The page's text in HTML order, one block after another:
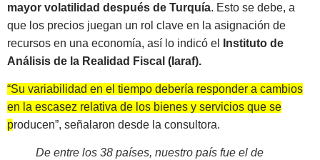
mayor volatilidad después de Turquía. Esto se debe, a
que los precios juegan un rol clave en la asignación de
recursos en una economía, así lo indicó el
Instituto de
Análisis de la Realidad Fiscal (Iaraf).
“Su variabilidad en el tiempo debería responder a cambios
en la escasez relativa de los bienes y servicios que se
producen”, señalaron desde la consultora.
De entre los 38 países, nuestro país fue el de